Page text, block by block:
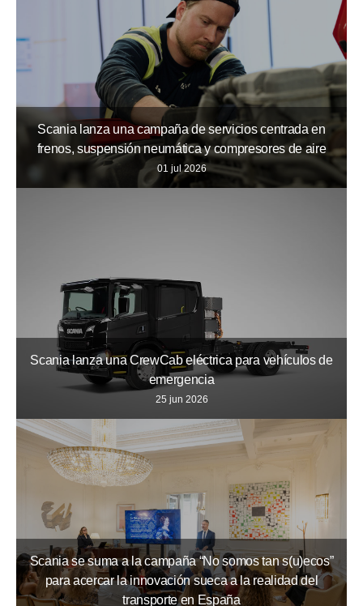
Scania lanza una campaña de servicios centrada en
frenos, suspensión neumática y compresores de aire
01 jul 2026
Scania lanza una CrewCab eléctrica para vehículos de
emergencia
25 jun 2026
Scania se suma a la campaña “No somos tan s(u)ecos”
para acercar la innovación sueca a la realidad del
transporte en España